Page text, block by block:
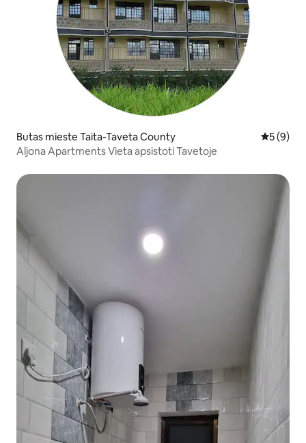
Butas mieste Taita-Taveta County Vidutinis
5 (9)
Aljona Apartments Vieta apsistoti Tavetoje